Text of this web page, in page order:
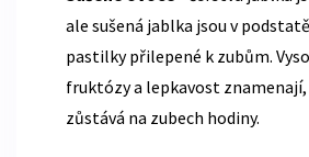
ale sušená jablka jsou v
pastilky přilepené k zubům.
fruktózy a lepkavost znamenají,
zůstává na zubech hodiny.